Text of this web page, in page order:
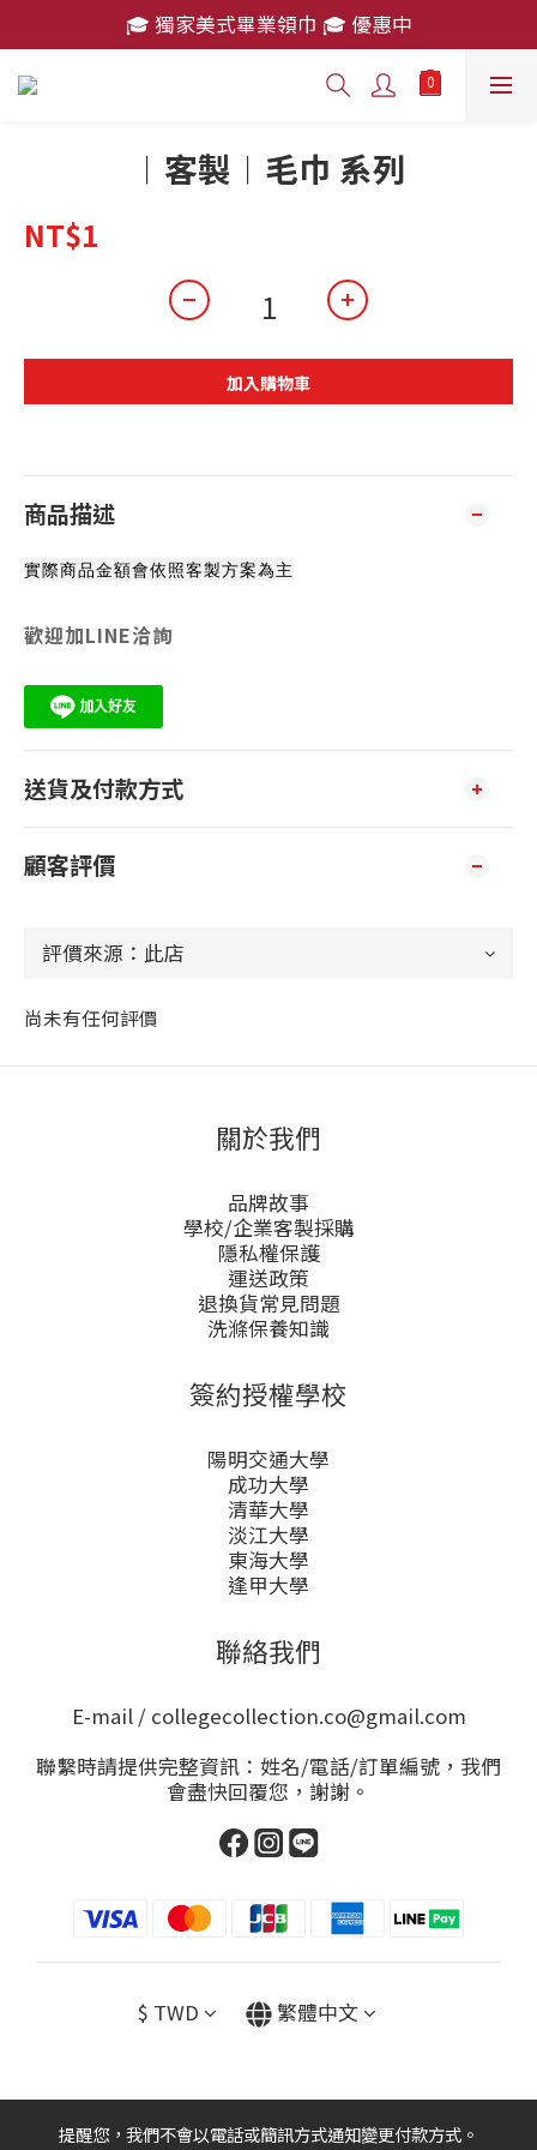
🎓 獨家美式畢業領巾 🎓 優惠中
🎓 獨家美式畢業領巾 🎓 優惠中
消費滿 $2,000 免運費
︱客製︱毛巾 系列
NT$1
加入購物車
商品描述
實際商品金額會依照客製方案為主
歡迎加LINE洽詢
送貨及付款方式
顧客評價
尚未有任何評價
關於我們
品牌故事
學校/企業客製採購
隱私權保護
運送政策
退換貨常見問題
洗滌保養知識
簽約授權學校
陽明交通大學
成功大學
清華大學
淡江大學
東海大學
逢甲大學
聯絡我們
E-mail / collegecollection.co@gmail.com
聯繫時請提供完整資訊：姓名/電話/訂單編號，我們
會盡快回覆您，謝謝。
$ TWD 繁體中文
提醒您，我們不會以電話或簡訊方式通知變更付款方式。